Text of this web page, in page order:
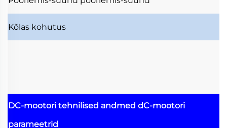
Kõlas kohutus
DC-mootori tehnilised andmed dC-mootori
parameetrid